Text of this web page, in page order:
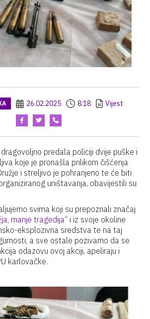
26.02.2025 8:18 Vijest
predala policiji dvije puške i
koje je pronašla prilikom čišćenja
i streljivo je pohranjeno te će biti
uništavanja, obavijestili su
svima koji su prepoznali značaj
manje tragedija“ i iz svoje okoline
eksplozivna sredstva te na taj
a sve ostale pozivamo da se
odazovu ovoj akciji, apeliraju i
karlovačke.